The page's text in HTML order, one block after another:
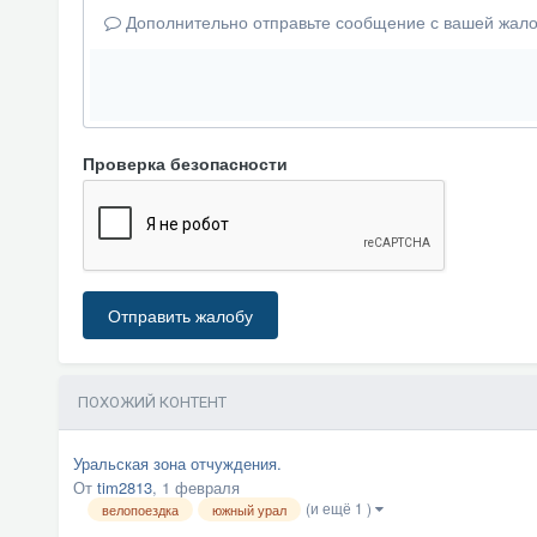
Дополнительно отправьте сообщение с вашей
Проверка безопасности
Отправить жалобу
ПОХОЖИЙ КОНТЕНТ
Уральская зона отчуждения.
От tim2813, 1 февраля
велопоездка южный урал (и ещё 1 )